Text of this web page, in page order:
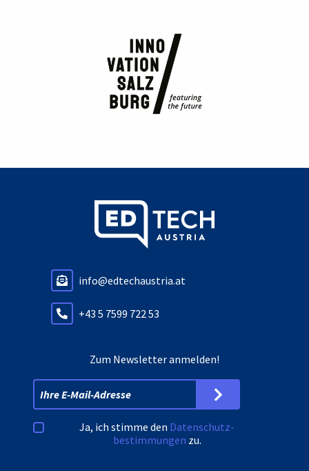
info@edtechaustria.at
+43 5 7599 722 53
Zum Newsletter anmelden!
Ja, ich stimme den Datenschutz­
bestimmungen zu.